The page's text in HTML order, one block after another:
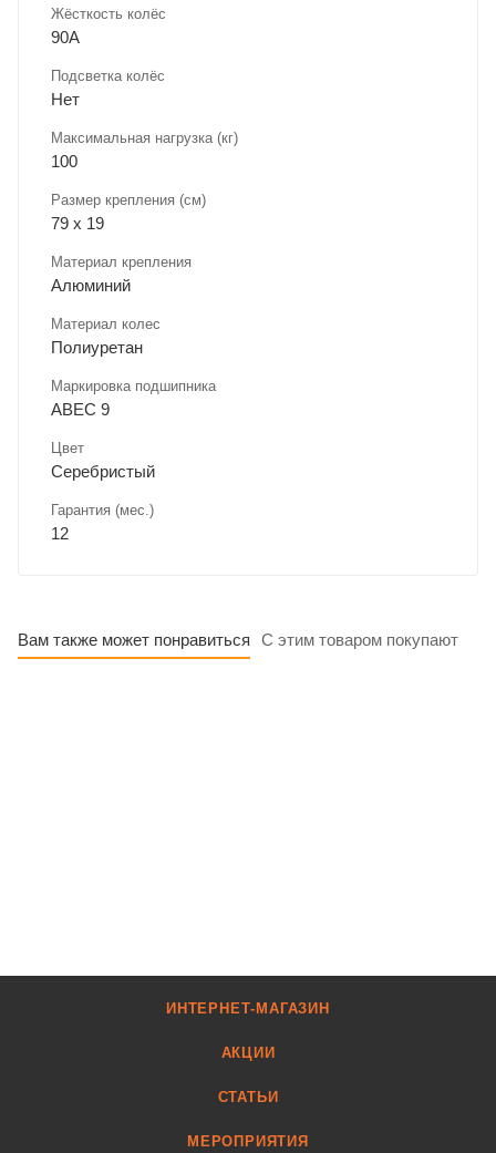
Жёсткость колёс
90A
Подсветка колёс
Нет
Максимальная нагрузка (кг)
100
Размер крепления (см)
79 х 19
Материал крепления
Алюминий
Материал колес
Полиуретан
Маркировка подшипника
ABEC 9
Цвет
Серебристый
Гарантия (мес.)
12
Вам также может понравиться С этим товаром покупают
ИНТЕРНЕТ-МАГАЗИН
АКЦИИ
СТАТЬИ
МЕРОПРИЯТИЯ